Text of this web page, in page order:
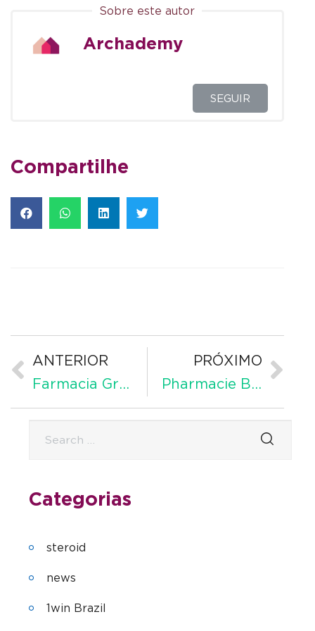
Sobre este autor
Archademy
SEGUIR
Compartilhe
ANTERIOR
Farmacia Granada 24 en España de confianza
PRÓXIMO
Pharmacie Bien-Être en France – informations utiles
Categorias
steroid
news
1win Brazil